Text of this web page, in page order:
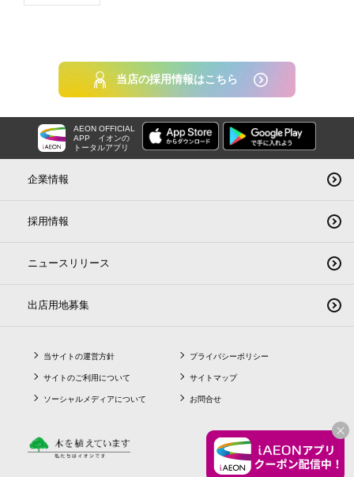
当店の採用情報はこちら
AEON OFFICIAL
APP
イオンの
トータルアプリ
企業情報
採用情報
ニュースリリース
出店用地募集
当サイトの運営方針
サイトのご利用について
ソーシャルメディアについて
プライバシーポリシー
サイトマップ
お問合せ